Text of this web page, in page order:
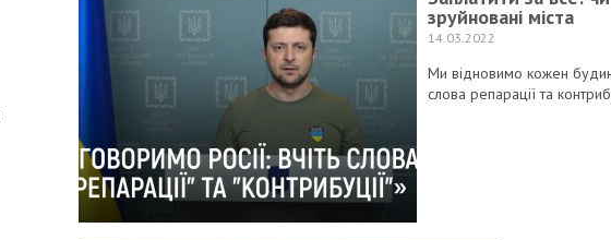
зруйновані міста
14.03.2022
Ми відновимо кожен
слова репарації та